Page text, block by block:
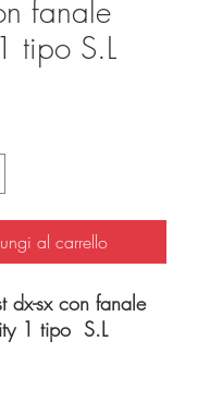
fanale
tipo S.L
al carrello
dx-sx con fanale
1 tipo S.L